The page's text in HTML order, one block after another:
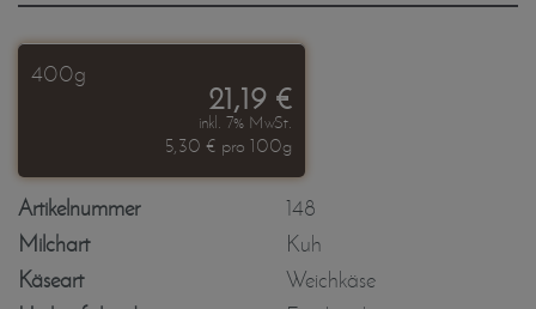
400g
21,19 €
inkl. 7% MwSt.
5,30 € pro 100g
Artikelnummer
148
Milchart
Kuh
Käseart
Weichkäse